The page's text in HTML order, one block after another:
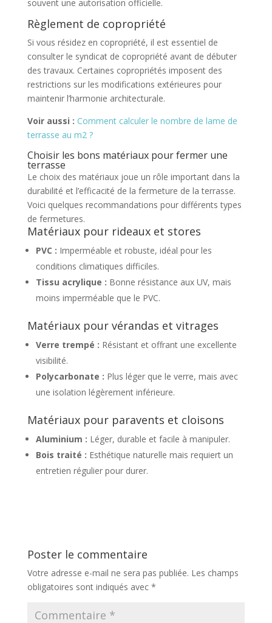
souvent une autorisation officielle.
Règlement de copropriété
Si vous résidez en copropriété, il est essentiel de
consulter le syndicat de copropriété avant de débuter
des travaux. Certaines copropriétés imposent des
restrictions sur les modifications extérieures pour
maintenir l’harmonie architecturale.
Voir aussi : Comment calculer le nombre de lame de
terrasse au m2 ?
Choisir les bons matériaux pour fermer une
terrasse
Le choix des matériaux joue un rôle important dans la
durabilité et l’efficacité de la fermeture de la terrasse.
Voici quelques recommandations pour différents types
de fermetures.
Matériaux pour rideaux et stores
PVC : Imperméable et robuste, idéal pour les
conditions climatiques difficiles.
Tissu acrylique : Bonne résistance aux UV, mais
moins imperméable que le PVC.
Matériaux pour vérandas et vitrages
Verre trempé : Résistant et offrant une excellente
visibilité.
Polycarbonate : Plus léger que le verre, mais avec
une isolation légèrement inférieure.
Matériaux pour paravents et cloisons
Aluminium : Léger, durable et facile à manipuler.
Bois traité : Esthétique naturelle mais requiert un
entretien régulier pour durer.
Poster le commentaire
Votre adresse e-mail ne sera pas publiée. Les champs
obligatoires sont indiqués avec *